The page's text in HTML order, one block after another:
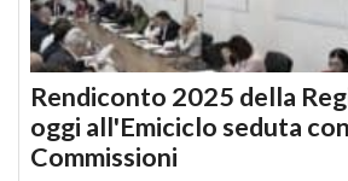
Rendiconto 2025 della
oggi all'Emiciclo seduta
Commissioni